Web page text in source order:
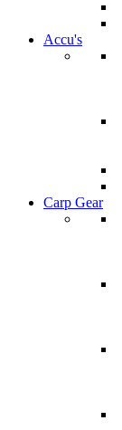
Accu's
Carp Gear